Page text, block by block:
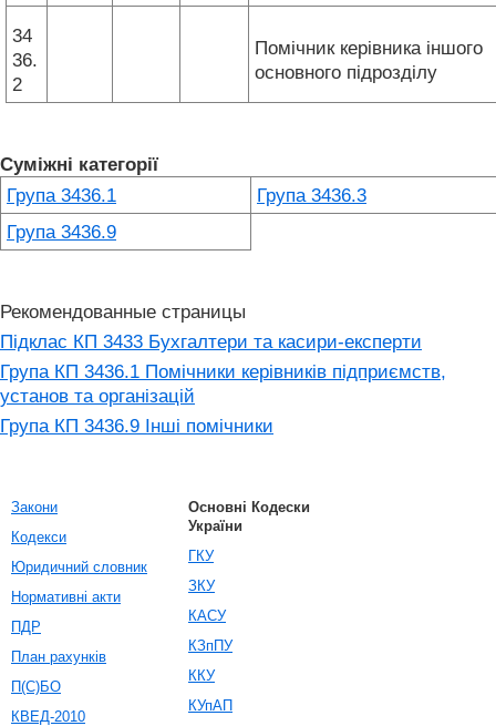
34
36.
2
Помічник керівника іншого
основного підрозділу
Суміжні категорії
Група 3436.1
Група 3436.3
Група 3436.9
Рекомендованные страницы
Підклас КП 3433 Бухгалтери та касири-експерти
Група КП 3436.1 Помічники керівників підприємств,
установ та організацій
Група КП 3436.9 Інші помічники
Закони
Кодекси
Юридичний словник
Нормативні акти
ПДР
План рахунків
П(С)БО
КВЕД-2010
Основні Кодески
України
ГКУ
ЗКУ
КАСУ
КЗпПУ
ККУ
КУпАП